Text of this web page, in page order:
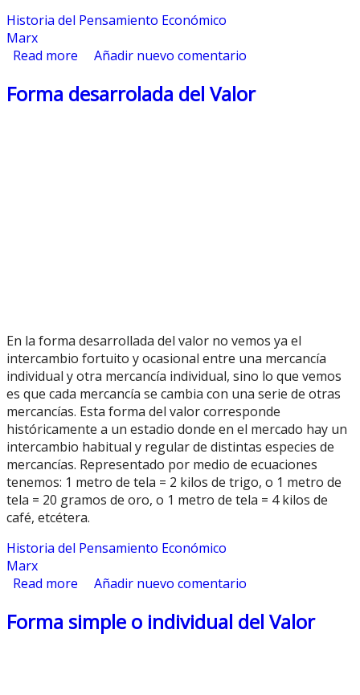
Historia del Pensamiento Económico
Marx
Read more about Forma Total, Forma General y Forma
Añadir nuevo comentario
Forma desarrolada del Valor
En la forma desarrollada del valor no vemos ya el
intercambio fortuito y ocasional entre una mercancía
individual y otra mercancía individual, sino lo que vemos
es que cada mercancía se cambia con una serie de otras
mercancías. Esta forma del valor corresponde
históricamente a un estadio donde en el mercado hay un
intercambio habitual y regular de distintas especies de
mercancías. Representado por medio de ecuaciones
tenemos: 1 metro de tela = 2 kilos de trigo, o 1 metro de
tela = 20 gramos de oro, o 1 metro de tela = 4 kilos de
café, etcétera.
Historia del Pensamiento Económico
Marx
Read more about Forma desarrolada del Valor
Añadir nuevo comentario
Forma simple o individual del Valor